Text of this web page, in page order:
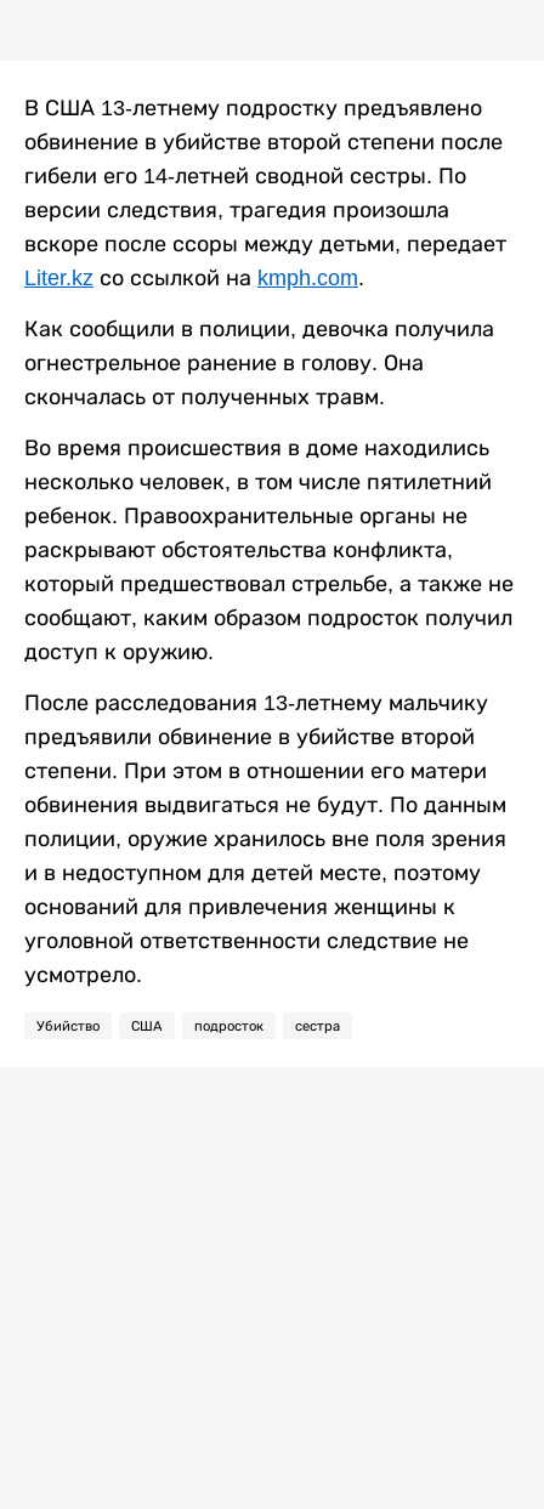
В США 13-летнему подростку предъявлено
обвинение в убийстве второй степени после
гибели его 14-летней сводной сестры. По
версии следствия, трагедия произошла
вскоре после ссоры между детьми, передает
Liter.kz со ссылкой на kmph.com.
Как сообщили в полиции, девочка получила
огнестрельное ранение в голову. Она
скончалась от полученных травм.
Во время происшествия в доме находились
несколько человек, в том числе пятилетний
ребенок. Правоохранительные органы не
раскрывают обстоятельства конфликта,
который предшествовал стрельбе, а также не
сообщают, каким образом подросток получил
доступ к оружию.
После расследования 13-летнему мальчику
предъявили обвинение в убийстве второй
степени. При этом в отношении его матери
обвинения выдвигаться не будут. По данным
полиции, оружие хранилось вне поля зрения
и в недоступном для детей месте, поэтому
оснований для привлечения женщины к
уголовной ответственности следствие не
усмотрело.
Убийство США подросток сестра